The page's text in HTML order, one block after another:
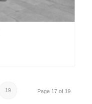
Page 17 of 19
19